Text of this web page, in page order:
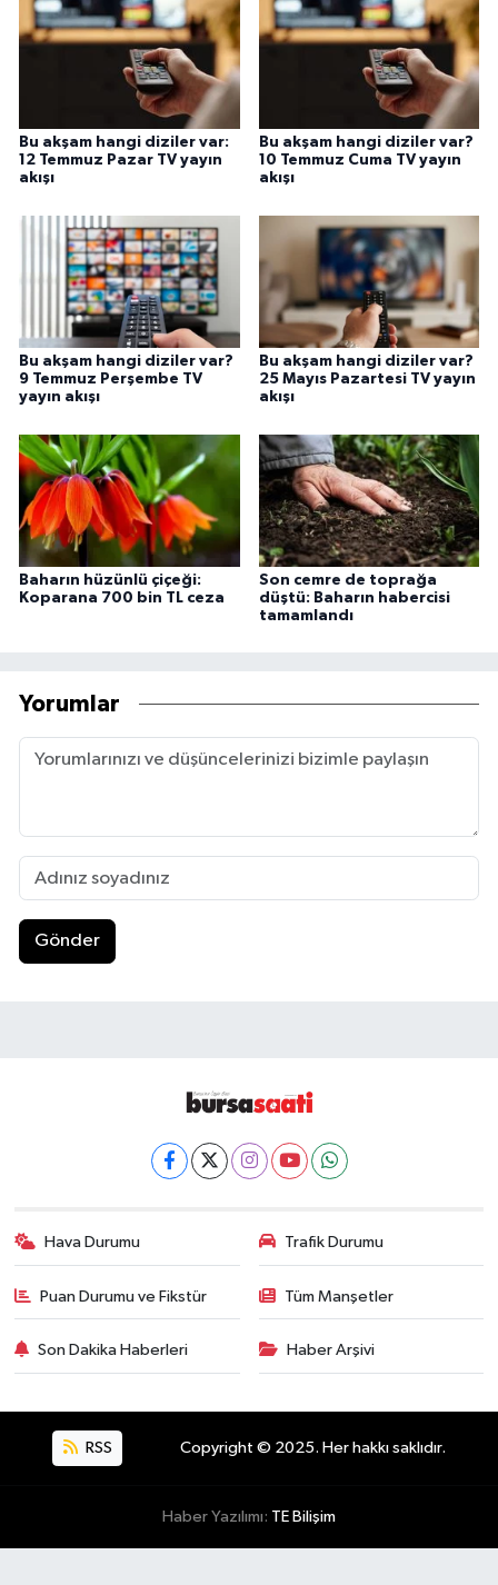
Bu akşam hangi diziler var:
12 Temmuz Pazar TV yayın
akışı
Bu akşam hangi diziler var?
10 Temmuz Cuma TV yayın
akışı
Bu akşam hangi diziler var?
9 Temmuz Perşembe TV
yayın akışı
Bu akşam hangi diziler var?
25 Mayıs Pazartesi TV yayın
akışı
Baharın hüzünlü çiçeği:
Koparana 700 bin TL ceza
Son cemre de toprağa
düştü: Baharın habercisi
tamamlandı
Yorumlar
Gönder
Hava Durumu Trafik Durumu
Puan Durumu ve Fikstür Tüm Manşetler
Son Dakika Haberleri Haber Arşivi
RSS Copyright © 2025. Her hakkı saklıdır.
Haber Yazılımı: TE Bilişim